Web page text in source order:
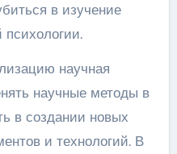
в изучение
научная
научные методы в
в создании новых
и технологий. В